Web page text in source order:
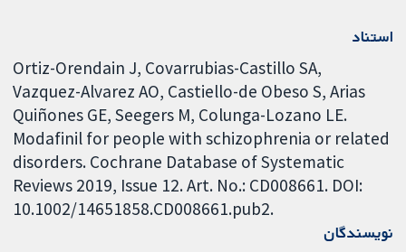
استناد
Ortiz-Orendain J, Covarrubias-Castillo SA,
Vazquez-Alvarez AO, Castiello-de Obeso S, Arias
Quiñones GE, Seegers M, Colunga-Lozano LE.
Modafinil for people with schizophrenia or related
disorders. Cochrane Database of Systematic
Reviews 2019, Issue 12. Art. No.: CD008661. DOI:
10.1002/14651858.CD008661.pub2.
نویسندگان